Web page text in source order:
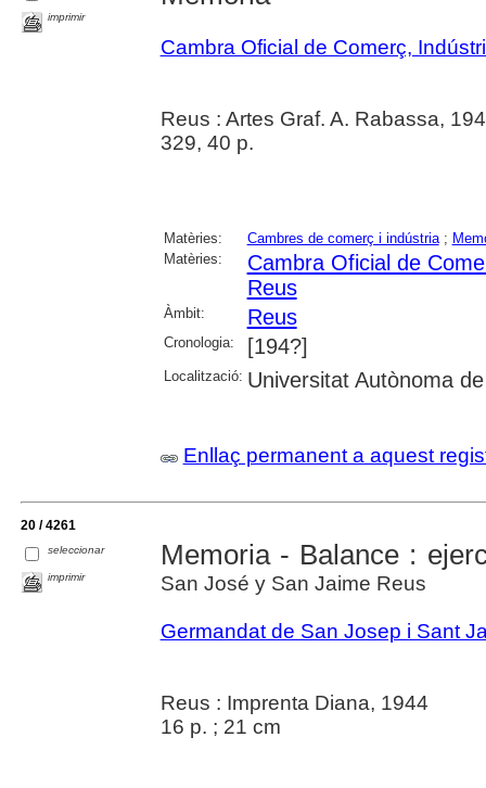
imprimir
Cambra Oficial de Comerç,
Reus : Artes Graf. A. Rabassa,
329, 40 p.
Matèries: Cambres de comerç i indústria;
Matèries:
Cambra Oficial de
Reus
Àmbit: Reus
Cronologia: [194?]
Localització: Universitat Autònoma
Enllaç permanent a aquest
20 / 4261
seleccionar
imprimir
Memoria - Balance :
San José y San Jaime Reus
Germandat de San Josep i Sant
Reus : Imprenta Diana, 1944
16 p. ; 21 cm